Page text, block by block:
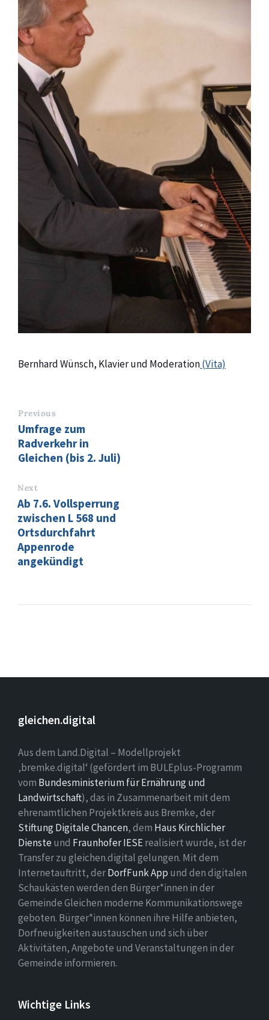
Bernhard Wünsch, Klavier und Moderation(Vita)
Previous
Umfrage zum
Radverkehr in
Gleichen (bis 2. Juli)
Next
Ab 7.6. Vollsperrung
zwischen L 568 und
Ortsdurchfahrt
Appenrode
angekündigt
gleichen.digital
Aus dem Land.Digital – Modellprojekt
‚bremke.digital‘ (gefördert im BULEplus-Programm
vom Bundesministerium für Ernährung und
Landwirtschaft), das in Zusammenarbeit mit dem
ehrenamtlichen Projektkreis aus Bremke, der
Stiftung Digitale Chancen, dem Haus Kirchlicher
Dienste und Fraunhofer IESErealisiert wurde, ist der
Transfer zu gleichen.digital gelungen. Mit dem
Internetauftritt, derDorfFunk App und den digitalen
Schaukästen werden den Bürger*innen in der
Gemeinde Gleichen moderne Kommunikationswege
geboten. Bürger*innen können ihre Hilfe anbieten,
Dorfneuigkeiten austauschen und sich über
Aktivitäten, Angebote und Veranstaltungen in der
Gemeinde informieren.
Wichtige Links